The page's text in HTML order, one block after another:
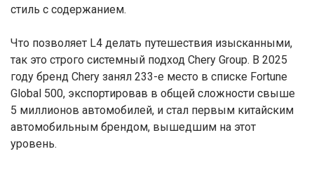
стиль с содержанием.
Что позволяет L4 делать путешествия изысканными,
так это строго системный подход Chery Group. В 2025
году бренд Chery занял 233-е место в списке Fortune
Global 500, экспортировав в общей сложности свыше
5 миллионов автомобилей, и стал первым китайским
автомобильным брендом, вышедшим на этот
уровень.